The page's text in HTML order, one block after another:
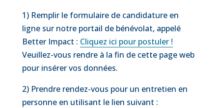
1) Remplir le formulaire de candidature en
ligne sur notre portail de bénévolat, appelé
Better Impact : Cliquez ici pour postuler !
Veuillez-vous rendre à la fin de cette page web
pour insérer vos données.
2) Prendre rendez-vous pour un entretien en
personne en utilisant le lien suivant :